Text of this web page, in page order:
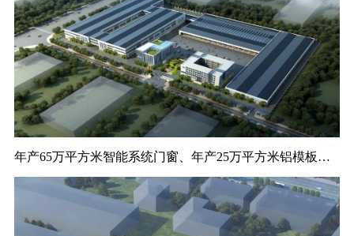
年产65万平方米智能系统门窗、年产25万平方米铝模板项目